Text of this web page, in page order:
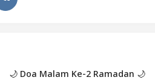
🌙 Doa Malam Ke-2 Ramadan 🌙